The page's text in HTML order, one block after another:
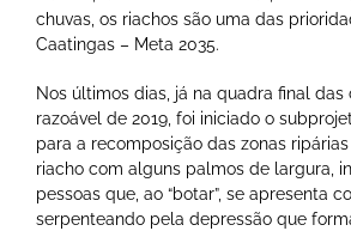
chuvas, os riachos são uma das
Caatingas – Meta 2035.
Nos últimos dias, já na quadra final das
razoável de 2019, foi iniciado o
para a recomposição das zonas
riacho com alguns palmos de largura,
pessoas que, ao “botar”, se apresenta
serpenteando pela depressão que